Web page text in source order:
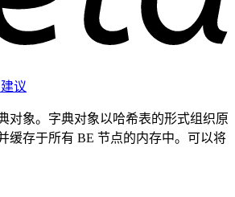
议
对象。字典对象以哈希表的形式组织原
缓存于所有 BE 节点的内存中。可以将